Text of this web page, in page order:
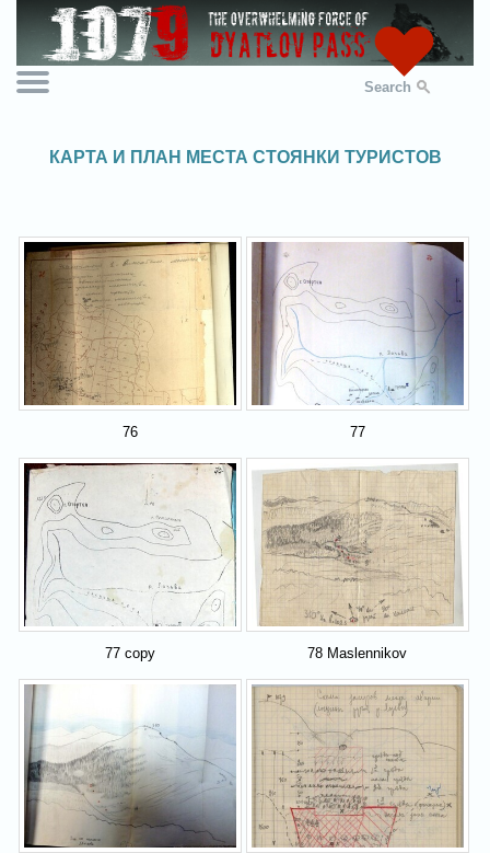
Search
КАРТА И ПЛАН МЕСТА СТОЯНКИ ТУРИСТОВ
76 77
77 copy 78 Maslennikov